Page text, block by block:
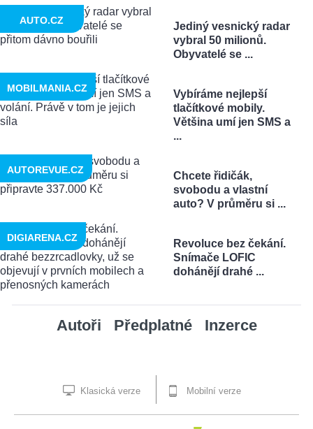
Jediný vesnický radar
vybral 50 milionů.
Obyvatelé se ...
AUTO.CZ
Vybíráme nejlepší
tlačítkové mobily.
Většina umí jen SMS a
...
MOBILMANIA.CZ
Chcete řidičák,
svobodu a vlastní
auto? V průměru si ...
AUTOREVUE.CZ
Revoluce bez čekání.
Snímače LOFIC
dohánějí drahé ...
DIGIARENA.CZ
Autoři Předplatné Inzerce
Klasická verze Mobilní verze